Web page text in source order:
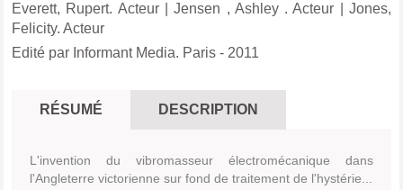
Everett, Rupert. Acteur|Jensen , Ashley . Acteur |Jones,
Felicity. Acteur
Edité par Informant Media. Paris - 2011
RÉSUMÉ DESCRIPTION
L'invention du vibromasseur électromécanique dans
l'Angleterre victorienne sur fond de traitement de l'hystérie...